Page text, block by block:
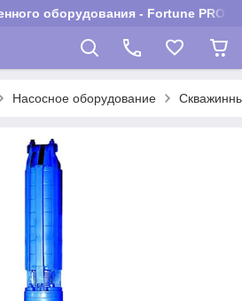
оборудования - Fortune PROM
Насосное оборудование